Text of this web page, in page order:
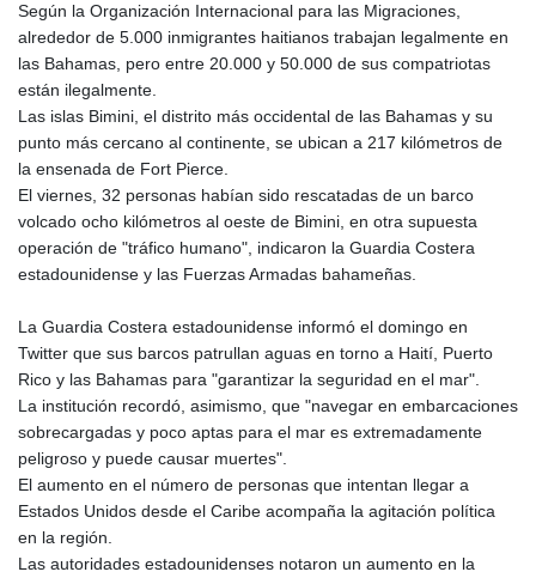
103284.103894
LKR 386.869037
LRD 208.186862
LTL 3.406053
LVL 0.697755
MAD 10.74989
MDL 20.056874
MGA 4921.849865
MKD 61.568318
MNT 4148.114639
MOP 9.32038
MRU 46.367858
MUR 54.296451
MVR 17.833845
MWK 1999.984044
MXN 19.787625
MYR 4.718133
NAD 18.737893
Según la Organización Internacional para las Migraciones,
alrededor de 5.000 inmigrantes haitianos trabajan legalmente en
las Bahamas, pero entre 20.000 y 50.000 de sus compatriotas
están ilegalmente.
Las islas Bimini, el distrito más occidental de las Bahamas y su
punto más cercano al continente, se ubican a 217 kilómetros de
la ensenada de Fort Pierce.
El viernes, 32 personas habían sido rescatadas de un barco
volcado ocho kilómetros al oeste de Bimini, en otra supuesta
operación de "tráfico humano", indicaron la Guardia Costera
estadounidense y las Fuerzas Armadas bahameñas.
La Guardia Costera estadounidense informó el domingo en
Twitter que sus barcos patrullan aguas en torno a Haití, Puerto
Rico y las Bahamas para "garantizar la seguridad en el mar".
La institución recordó, asimismo, que "navegar en embarcaciones
sobrecargadas y poco aptas para el mar es extremadamente
peligroso y puede causar muertes".
El aumento en el número de personas que intentan llegar a
Estados Unidos desde el Caribe acompaña la agitación política
en la región.
Las autoridades estadounidenses notaron un aumento en la